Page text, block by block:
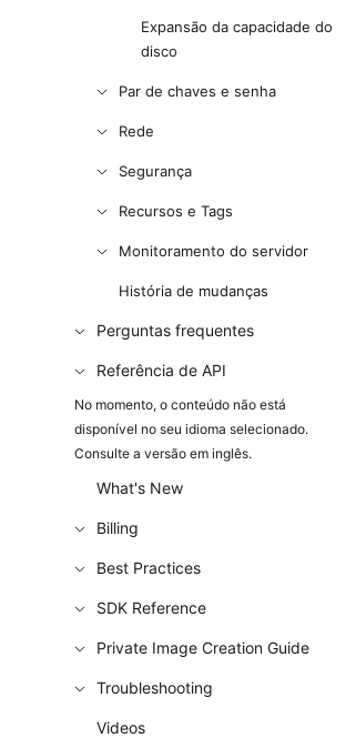
Expansão da capacidade do
disco
Par de chaves e senha
Rede
Segurança
Recursos e Tags
Monitoramento do servidor
História de mudanças
Perguntas frequentes
Referência de API
No momento, o conteúdo não está
disponível no seu idioma selecionado.
Consulte a versão em inglês.
What's New
Billing
Best Practices
SDK Reference
Private Image Creation Guide
Troubleshooting
Videos